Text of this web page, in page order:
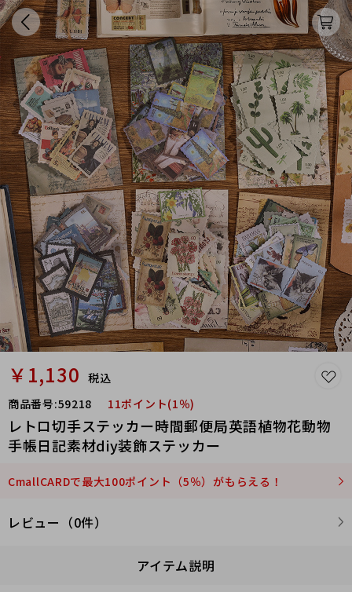
￥1,130 税込
商品番号:59218 11ポイント(1％)
レトロ切手ステッカー時間郵便局英語植物花動物
手帳日記素材diy装飾ステッカー
CmallCARDで最大100ポイント（5％）がもらえる！
レビュー（0件）
アイテム説明